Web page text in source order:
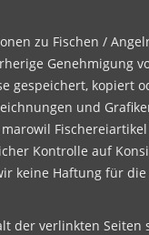
zu Fischen /
Genehmigung
gespeichert, kopiert
und
Kontrolle auf
keine Haftung für
der verlinkten Seiten